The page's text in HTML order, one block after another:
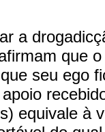
a
que
seu ego
equivale à